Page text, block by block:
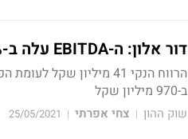
דור אלון: ה-EBITDA עלה ב-20% ל-131 מיליון שקל. גידול גם בקמעונאות
ב-970 מיליון שקל
שוק ההון | צחי אפרתי |
25/05/2021